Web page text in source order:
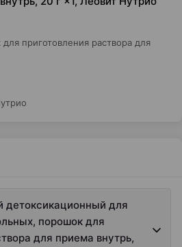
приготовления раствора для
детоксикационный для
порошок для
для приема внутрь,